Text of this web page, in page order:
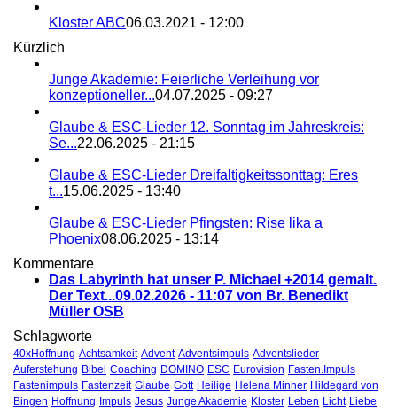
Kloster ABC06.03.2021 - 12:00
Kürzlich
Junge Akademie: Feierliche Verleihung vor
konzeptioneller...04.07.2025 - 09:27
Glaube & ESC-Lieder 12. Sonntag im Jahreskreis:
Se...22.06.2025 - 21:15
Glaube & ESC-Lieder Dreifaltigkeitssonttag: Eres
t...15.06.2025 - 13:40
Glaube & ESC-Lieder Pfingsten: Rise lika a
Phoenix08.06.2025 - 13:14
Kommentare
Das Labyrinth hat unser P. Michael +2014 gemalt.
Der Text...09.02.2026 - 11:07 von Br. Benedikt
Müller OSB
Schlagworte
40xHoffnung Achtsamkeit Advent Adventsimpuls Adventslieder
Auferstehung Bibel Coaching DOMINO ESC Eurovision Fasten.Impuls
Fastenimpuls Fastenzeit Glaube Gott Heilige Helena Minner Hildegard von
Bingen Hoffnung Impuls Jesus Junge Akademie Kloster Leben Licht Liebe